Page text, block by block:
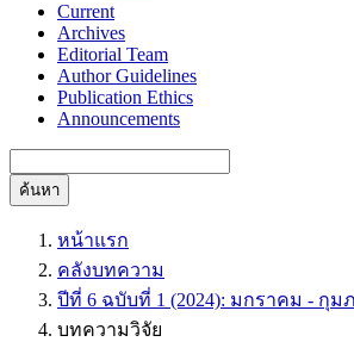
Current
Archives
Editorial Team
Author Guidelines
Publication Ethics
Announcements
ค้นหา
หน้าแรก
คลังบทความ
ปีที่ 6 ฉบับที่ 1 (2024): มกราคม - กุม
บทความวิจัย